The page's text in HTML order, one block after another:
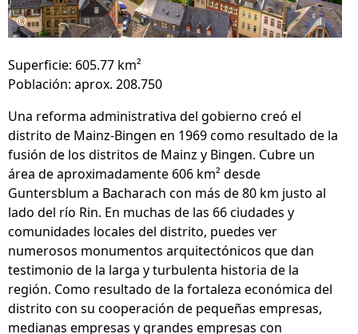
©
Superficie: 605.77 km²
Población: aprox. 208.750
Una reforma administrativa del gobierno creó el
distrito de Mainz-Bingen en 1969 como resultado de la
fusión de los distritos de Mainz y Bingen. Cubre un
área de aproximadamente 606 km² desde
Guntersblum a Bacharach con más de 80 km justo al
lado del río Rin. En muchas de las 66 ciudades y
comunidades locales del distrito, puedes ver
numerosos monumentos arquitectónicos que dan
testimonio de la larga y turbulenta historia de la
región. Como resultado de la fortaleza económica del
distrito con su cooperación de pequeñas empresas,
medianas empresas y grandes empresas con